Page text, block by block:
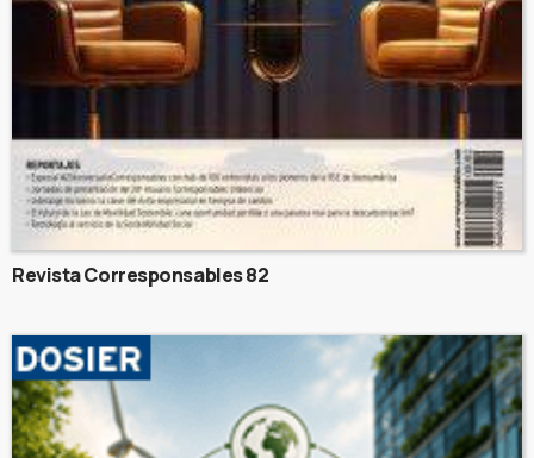
Revista Corresponsables 82